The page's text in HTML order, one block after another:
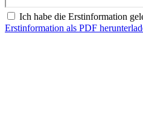
Ich habe die Erstinformation
Erstinformation als PDF